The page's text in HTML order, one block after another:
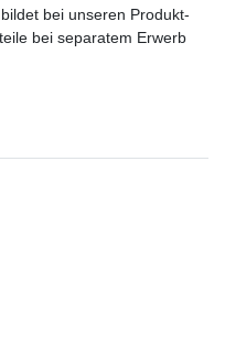
bei unseren Produkt-
bei separatem Erwerb